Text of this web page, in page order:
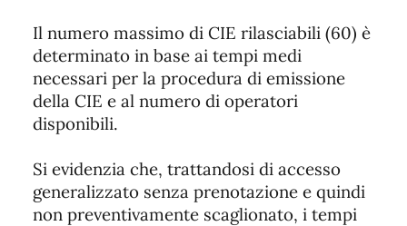
Il numero massimo di CIE rilasciabili (60) è
determinato in base ai tempi medi
necessari per la procedura di emissione
della CIE e al numero di operatori
disponibili.
Si evidenzia che, trattandosi di accesso
generalizzato senza prenotazione e quindi
non preventivamente scaglionato, i tempi